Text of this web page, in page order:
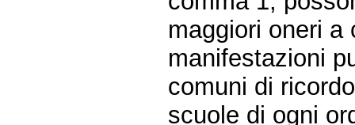
maggiori oneri a
manifestazioni
comuni di
scuole di ogni